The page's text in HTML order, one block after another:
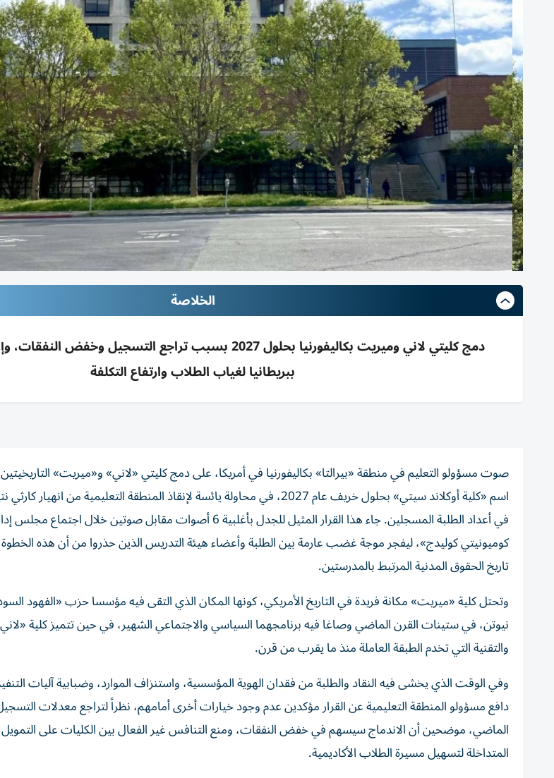
الخلاصة
دمج كليتي لاني وميريت بكاليفورنيا بحلول 2027 بسبب تراجع التسجيل
ببريطانيا لغياب الطلاب وارتفاع التكلفة
صوت مسؤولو التعليم في منطقة «بيرالتا» بكاليفورنيا في أمريكا، على دمج كليتي «لاني» و«ميريت»
اسم «كلية أوكلاند سيتي» بحلول خريف عام 2027، في محاولة يائسة لإنقاذ المنطقة التعليمية
في أعداد الطلبة المسجلين. جاء هذا القرار المثيل للجدل بأغلبية 6 أصوات مقابل صوتين
كوميونيتي كوليدج»، ليفجر موجة غضب عارمة بين الطلبة وأعضاء هيئة التدريس الذين حذروا من أن هذه
تاريخ الحقوق المدنية المرتبط بالمدرستين.
وتحتل كلية «ميريت» مكانة فريدة في التاريخ الأمريكي، كونها المكان الذي التقى فيه مؤسسا حزب «الفهود
نيوتن، في ستينات القرن الماضي وصاغا فيه برنامجهما السياسي والاجتماعي الشهير، في حين تتميز كلية
والتقنية التي تخدم الطبقة العاملة منذ ما يقرب من قرن.
وفي الوقت الذي يخشى فيه النقاد والطلبة من فقدان الهوية المؤسسية، واستنزاف الموارد، وضبابية آليات
دافع مسؤولو المنطقة التعليمية عن القرار مؤكدين عدم وجود خيارات أخرى أمامهم، نظراً لتراجع معدلات
الماضي، موضحين أن الاندماج سيسهم في خفض النفقات، ومنع التنافس غير الفعال بين الكليات على التمويل
المتداخلة لتسهيل مسيرة الطلاب الأكاديمية.